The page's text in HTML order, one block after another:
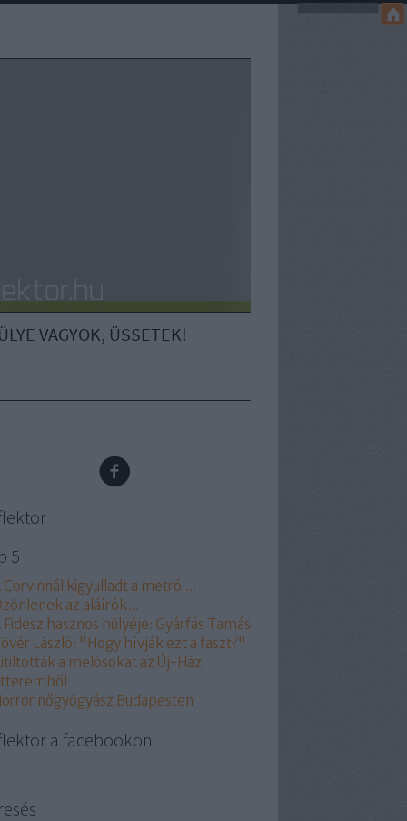
VAGYOK, ÜSSETEK!
5
Corvinnál kigyulladt a metró....
az aláírók...
Fidesz hasznos hülyéje: Gyárfás Tamás
László: "Hogy hívják ezt a faszt?"
a melósokat az Új-Házi
nőgyógyász Budapesten
a facebookon